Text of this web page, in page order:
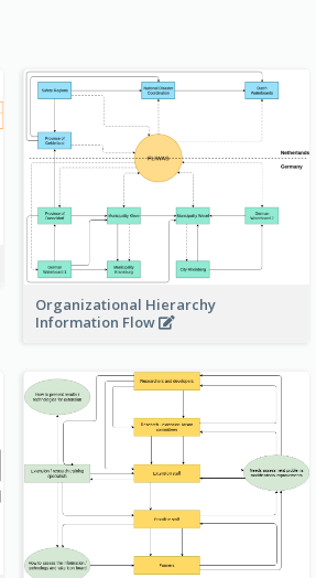
Organizational Hierarchy
Information Flow